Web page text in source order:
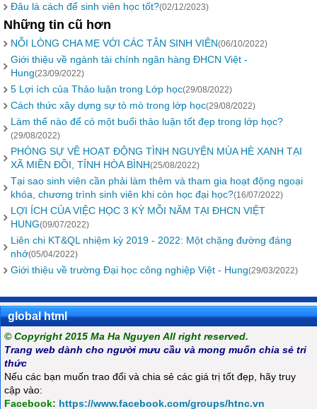
Đâu là cách để sinh viên học tốt?(02/12/2023)
Những tin cũ hơn
NỖI LÒNG CHA MẸ VỚI CÁC TÂN SINH VIÊN(06/10/2022)
Giới thiệu về ngành tài chính ngân hàng ĐHCN Việt -
Hung(23/09/2022)
5 Lợi ích của Thảo luận trong Lớp học(29/08/2022)
Cách thức xây dựng sự tò mò trong lớp học(29/08/2022)
Làm thế nào để có một buổi thảo luận tốt đẹp trong lớp học?
(29/08/2022)
PHÓNG SỰ VỀ HOẠT ĐỘNG TÌNH NGUYỆN MÙA HÈ XANH TẠI
XÃ MIỀN ĐỒI, TỈNH HÒA BÌNH(25/08/2022)
Tại sao sinh viên cần phải làm thêm và tham gia hoạt động ngoại
khóa, chương trình sinh viên khi còn học đại học?(16/07/2022)
LỢI ÍCH CỦA VIỆC HỌC 3 KỲ MỖI NĂM TẠI ĐHCN VIỆT
HUNG(09/07/2022)
Liên chi KT&QL nhiệm kỳ 2019 - 2022: Một chặng đường đáng
nhớ(05/04/2022)
Giới thiệu về trường Đại học công nghiệp Việt - Hung(29/03/2022)
global html
© Copyright 2015 Ma Ha Nguyen All right reserved.
Trang web dành cho người mưu cầu và mong muốn chia sẻ tri
thức
Nếu các bạn muốn trao đổi và chia sẻ các giá trị tốt đẹp, hãy truy
cập vào:
Facebook: https://www.facebook.com/groups/htnc.vn